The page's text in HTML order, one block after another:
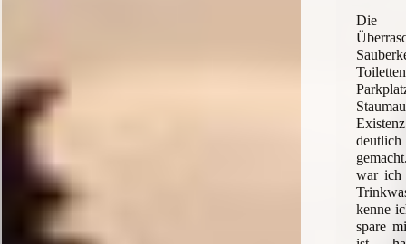
Die
war ich
kenne
spare